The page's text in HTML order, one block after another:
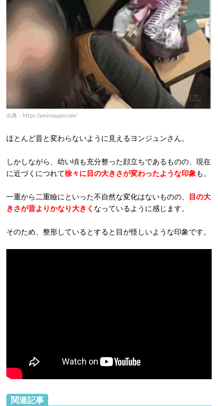
出典：https://aminoapps.com/
ほとんど昔と変わらないように見えるヨンジュンさん。
しかしながら、幼い頃も充分整った顔立ちであるものの、現在
に近づくにつれて徐々に目の大きさが変わったような印象も。
一重から二重瞼にといった不自然な変化はないものの、
目の大
きさが昔よりかなり大きく なっているように感じます。
そのため、整形しているとすると目が怪しいような印象です。
関連記事